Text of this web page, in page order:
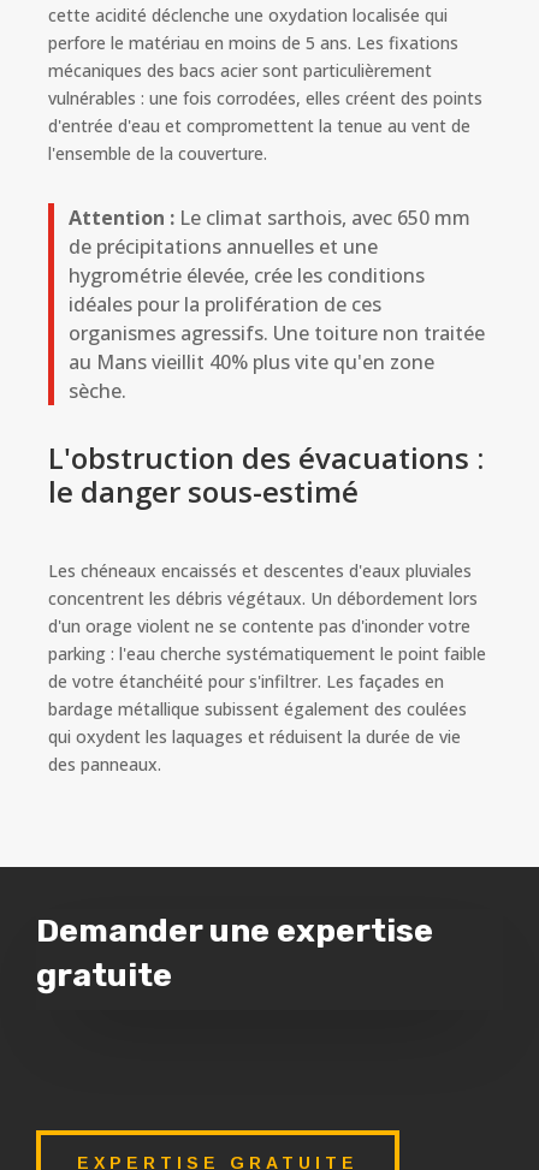
cette acidité déclenche une oxydation localisée qui
perfore le matériau en moins de 5 ans. Les fixations
mécaniques des bacs acier sont particulièrement
vulnérables : une fois corrodées, elles créent des points
d'entrée d'eau et compromettent la tenue au vent de
l'ensemble de la couverture.
Attention : Le climat sarthois, avec 650 mm
de précipitations annuelles et une
hygrométrie élevée, crée les conditions
idéales pour la prolifération de ces
organismes agressifs. Une toiture non traitée
au Mans vieillit 40% plus vite qu'en zone
sèche.
L'obstruction des évacuations :
le danger sous-estimé
Les chéneaux encaissés et descentes d'eaux pluviales
concentrent les débris végétaux. Un débordement lors
d'un orage violent ne se contente pas d'inonder votre
parking : l'eau cherche systématiquement le point faible
de votre étanchéité pour s'infiltrer. Les façades en
bardage métallique subissent également des coulées
qui oxydent les laquages et réduisent la durée de vie
des panneaux.
Demander une expertise
gratuite
EXPERTISE GRATUITE